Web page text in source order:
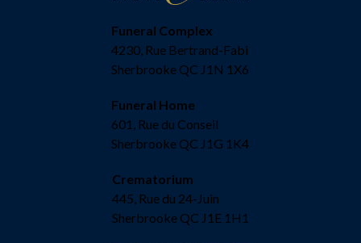
Funeral Complex
4230, Rue Bertrand-Fabi
Sherbrooke QC J1N 1X6
Funeral Home
601, Rue du Conseil
Sherbrooke QC J1G 1K4
Crematorium
445, Rue du 24-Juin
Sherbrooke QC J1E 1H1